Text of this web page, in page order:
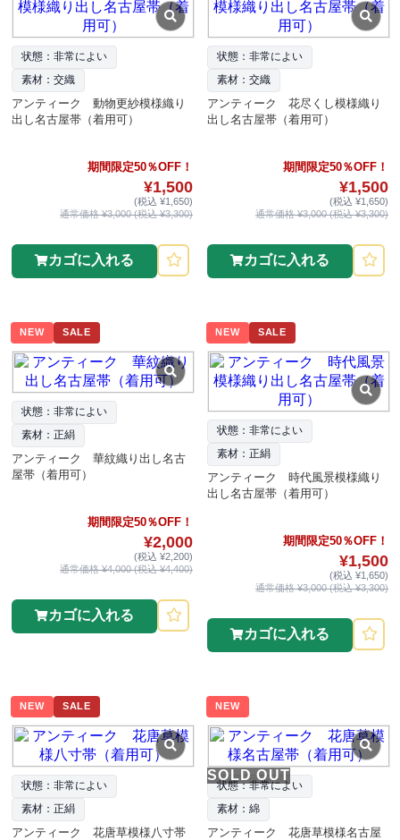
状態：非常によい
素材：交織
アンティーク 動物更紗模様織り
出し名古屋帯（着用可）
期間限定50％OFF！
¥1,500
(税込 ¥1,650)
通常価格 ¥3,000 (税込 ¥3,300)
カゴに入れる
状態：非常によい
素材：交織
アンティーク 花尽くし模様織り
出し名古屋帯（着用可）
期間限定50％OFF！
¥1,500
(税込 ¥1,650)
通常価格 ¥3,000 (税込 ¥3,300)
カゴに入れる
NEW SALE
状態：非常によい
素材：正絹
アンティーク 華紋織り出し名古
屋帯（着用可）
期間限定50％OFF！
¥2,000
(税込 ¥2,200)
通常価格 ¥4,000 (税込 ¥4,400)
カゴに入れる
NEW SALE
状態：非常によい
素材：正絹
アンティーク 時代風景模様織り
出し名古屋帯（着用可）
期間限定50％OFF！
¥1,500
(税込 ¥1,650)
通常価格 ¥3,000 (税込 ¥3,300)
カゴに入れる
NEW SALE
状態：非常によい
素材：正絹
アンティーク 花唐草模様八寸帯
NEW
SOLD OUT
状態：非常によい
素材：綿
アンティーク 花唐草模様名古屋